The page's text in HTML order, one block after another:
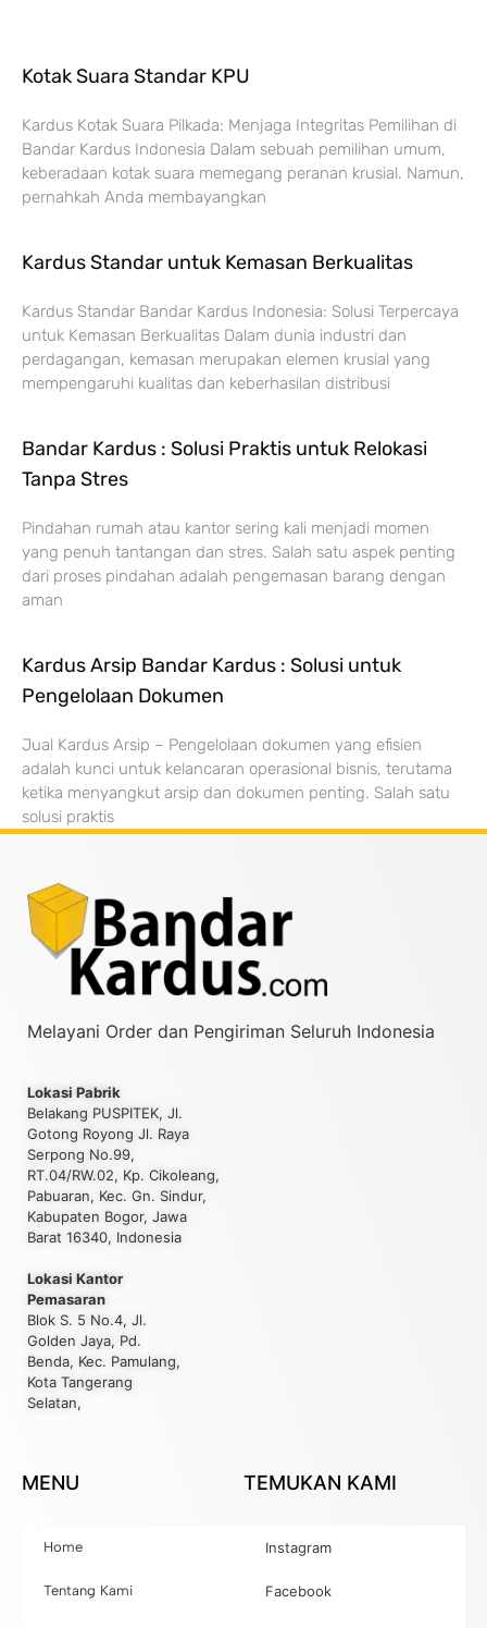
Kotak Suara Standar KPU
Kardus Kotak Suara Pilkada: Menjaga Integritas Pemilihan di
Bandar Kardus Indonesia Dalam sebuah pemilihan umum,
keberadaan kotak suara memegang peranan krusial. Namun,
pernahkah Anda membayangkan
Kardus Standar untuk Kemasan Berkualitas
Kardus Standar Bandar Kardus Indonesia: Solusi Terpercaya
untuk Kemasan Berkualitas Dalam dunia industri dan
perdagangan, kemasan merupakan elemen krusial yang
mempengaruhi kualitas dan keberhasilan distribusi
Bandar Kardus : Solusi Praktis untuk Relokasi
Tanpa Stres
Pindahan rumah atau kantor sering kali menjadi momen
yang penuh tantangan dan stres. Salah satu aspek penting
dari proses pindahan adalah pengemasan barang dengan
aman
Kardus Arsip Bandar Kardus : Solusi untuk
Pengelolaan Dokumen
Jual Kardus Arsip – Pengelolaan dokumen yang efisien
adalah kunci untuk kelancaran operasional bisnis, terutama
ketika menyangkut arsip dan dokumen penting. Salah satu
solusi praktis
Melayani Order dan Pengiriman Seluruh Indonesia
Lokasi Pabrik
Belakang PUSPITEK, Jl.
Gotong Royong Jl. Raya
Serpong No.99,
RT.04/RW.02, Kp. Cikoleang,
Pabuaran, Kec. Gn. Sindur,
Kabupaten Bogor, Jawa
Barat 16340, Indonesia
Lokasi Kantor
Pemasaran
Blok S. 5 No.4, Jl.
Golden Jaya, Pd.
Benda, Kec. Pamulang,
Kota Tangerang
Selatan,
MENU
Home
Tentang Kami
TEMUKAN KAMI
Instagram
Facebook